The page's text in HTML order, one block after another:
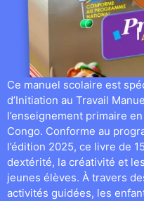
Ce manuel scolaire est
d’Initiation au Travail
l’enseignement primaire
Congo. Conforme au
l’édition 2025, ce livre de
dextérité, la créativité et
jeunes élèves. À travers
activités guidées, les